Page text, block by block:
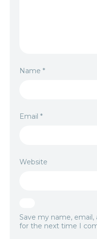
Name *
Email *
Website
Save my name,
for the next time I